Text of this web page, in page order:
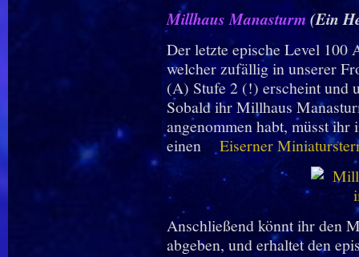
Millhaus Manasturm (Ein
Der letzte epische Level 100
welcher zufällig in unserer
(A) Stufe 2 (!) erscheint und
Sobald ihr Millhaus
angenommen habt, müsst
einen
Eiserner
Anschließend könnt ihr den
abgeben, und erhaltet den